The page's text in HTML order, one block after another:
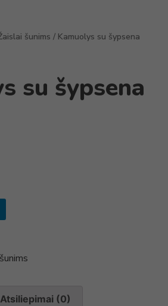
šunims / Kamuolys su šypsena
su šypsena
Atsiliepimai (0)